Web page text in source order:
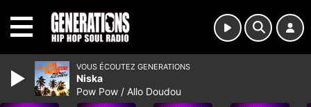
VOUS ÉCOUTEZ GENERATIONS
Niska
Pow Pow / Allo Doudou